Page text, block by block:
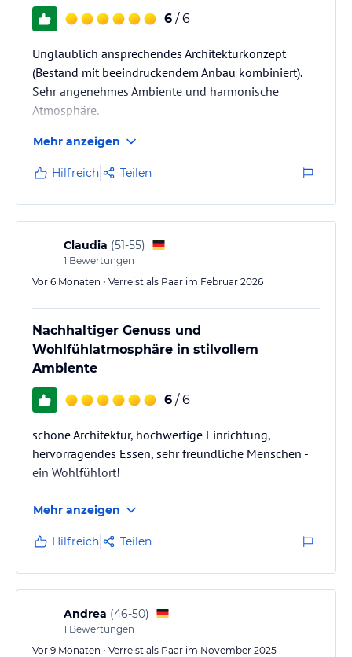
6 / 6
Unglaublich ansprechendes Architekturkonzept
(Bestand mit beeindruckendem Anbau kombiniert).
Sehr angenehmes Ambiente und harmonische
Atmosphäre.
Mehr anzeigen
Hilfreich Teilen
Claudia (51-55)
1 Bewertungen
Vor 6 Monaten • Verreist als Paar im Februar 2026
Nachhaltiger Genuss und
Wohlfühlatmosphäre in stilvollem
Ambiente
6 / 6
schöne Architektur, hochwertige Einrichtung,
hervorragendes Essen, sehr freundliche Menschen -
ein Wohlfühlort!
Mehr anzeigen
Hilfreich Teilen
Andrea (46-50)
1 Bewertungen
Vor 9 Monaten • Verreist als Paar im November 2025